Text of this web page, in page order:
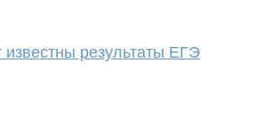
известны результаты ЕГЭ